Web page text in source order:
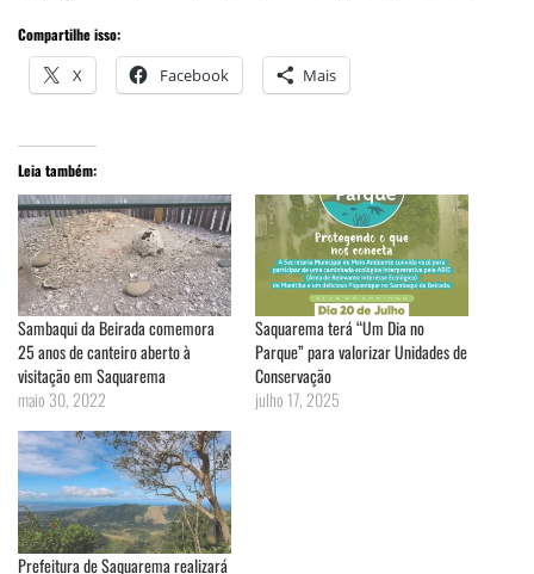
Compartilhe isso:
X Facebook Mais
Leia também:
Sambaqui da Beirada comemora
25 anos de canteiro aberto à
visitação em Saquarema
maio 30, 2022
Saquarema terá “Um Dia no
Parque” para valorizar Unidades de
Conservação
julho 17, 2025
Prefeitura de Saquarema realizará